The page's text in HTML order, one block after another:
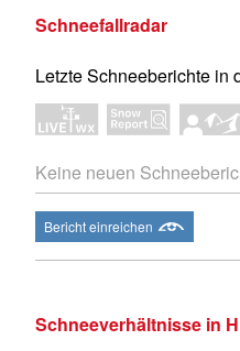
Schneefallradar
Letzte Schneeberichte in
Keine neuen
Bericht einreichen
Schneeverhältnisse in